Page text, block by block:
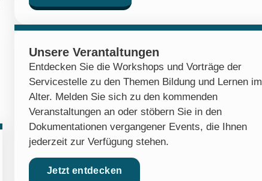
Unsere Verantaltungen
Entdecken Sie die Workshops und Vorträge der
Servicestelle zu den Themen Bildung und Lernen im
Alter. Melden Sie sich zu den kommenden
Veranstaltungen an oder stöbern Sie in den
Dokumentationen vergangener Events, die Ihnen
jederzeit zur Verfügung stehen.
Jetzt entdecken